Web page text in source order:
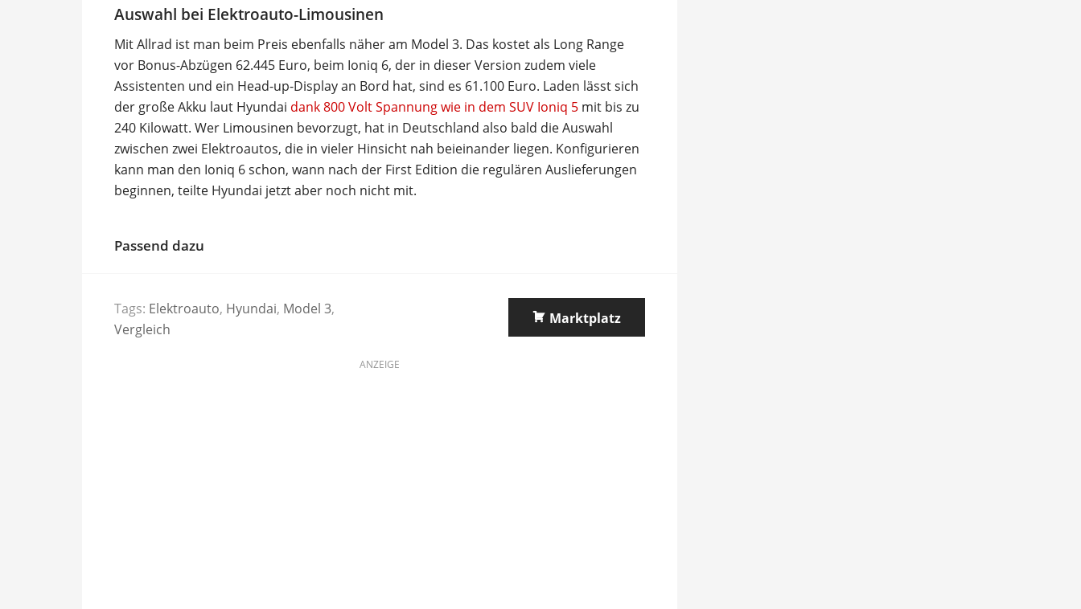
Auswahl bei Elektroauto-Limousinen
Mit Allrad ist man beim Preis ebenfalls näher am Model 3. Das kostet als Long Range
vor Bonus-Abzügen 62.445 Euro, beim Ioniq 6, der in dieser Version zudem viele
Assistenten und ein Head-up-Display an Bord hat, sind es 61.100 Euro. Laden lässt sich
der große Akku laut Hyundai dank 800 Volt Spannung wie in dem SUV Ioniq 5 mit bis zu
240 Kilowatt. Wer Limousinen bevorzugt, hat in Deutschland also bald die Auswahl
zwischen zwei Elektroautos, die in vieler Hinsicht nah beieinander liegen. Konfigurieren
kann man den Ioniq 6 schon, wann nach der First Edition die regulären Auslieferungen
beginnen, teilte Hyundai jetzt aber noch nicht mit.
Passend dazu
Tags: Elektroauto, Hyundai, Model 3,
Vergleich
Marktplatz
ANZEIGE